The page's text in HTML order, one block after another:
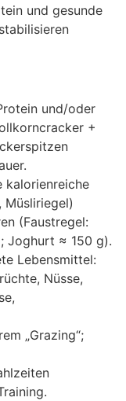
u‬nd gesunde
und/oder
+
kalorienreiche
Müsliriegel)
(Faustregel:
Joghurt ≈ 150 g).
Lebensmittel:
Nüsse,
„Grazing“;